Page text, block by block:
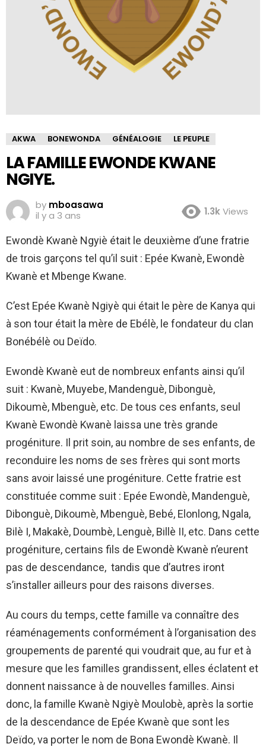
AKWA BONEWONDA GÉNÉALOGIE LE PEUPLE
LA FAMILLE EWONDE KWANE
NGIYE.
by mboasawa
il y a 3 ans
1.3kViews
Ewondè Kwanè Ngyiè était le deuxième d’une fratrie
de trois garçons tel qu’il suit : Epée Kwanè, Ewondè
Kwanè et Mbenge Kwane.
C’est Epée Kwanè Ngiyè qui était le père de Kanya qui
à son tour était la mère de Ebélè, le fondateur du clan
Bonébélè ou Deïdo.
Ewondè Kwanè eut de nombreux enfants ainsi qu’il
suit : Kwanè, Muyebe, Mandenguè, Dibonguè,
Dikoumè, Mbenguè, etc. De tous ces enfants, seul
Kwanè Ewondè Kwanè laissa une très grande
progéniture. Il prit soin, au nombre de ses enfants, de
reconduire les noms de ses frères qui sont morts
sans avoir laissé une progéniture. Cette fratrie est
constituée comme suit : Epée Ewondè, Mandenguè,
Dibonguè, Dikoumè, Mbenguè, Bebé, Elonlong, Ngala,
Bilè I, Makakè, Doumbè, Lenguè, Billè II, etc. Dans cette
progéniture, certains fils de Ewondè Kwanè n’eurent
pas de descendance, tandis que d’autres iront
s’installer ailleurs pour des raisons diverses.
Au cours du temps, cette famille va connaître des
réaménagements conformément à l’organisation des
groupements de parenté qui voudrait que, au fur et à
mesure que les familles grandissent, elles éclatent et
donnent naissance à de nouvelles familles. Ainsi
donc, la famille Kwanè Ngiyè Moulobè, après la sortie
de la descendance de Epée Kwanè que sont les
Deïdo, va porter le nom de Bona Ewondè Kwanè. Il